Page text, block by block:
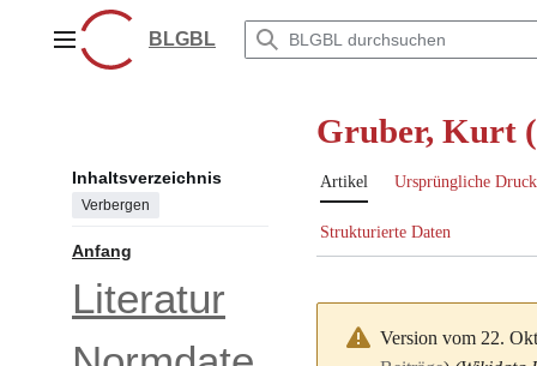
springenHauptmenüBLGBL
Inhaltsverzeichnis
Verbergen
Anfang
Literatur
Gruber, Kurt
Artikel Ursprüngliche
Strukturierte Daten
Version vom 22.